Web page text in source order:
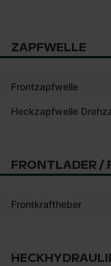
ZAPFWELLE
Frontzapfwelle
Heckzapfwelle
FRONTLADER /
Frontkraftheber